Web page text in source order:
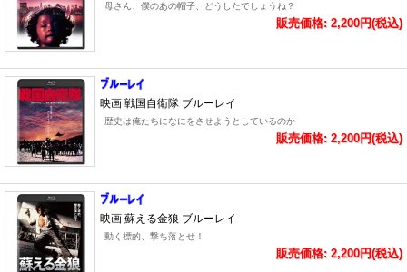
母さん、僕のあの帽子、どうしたでしょうね？
販売価格: 2,200円(税込)
映画 戦国自衛隊 ブルーレイ
歴史は俺たちになにをさせようとしているのか
販売価格: 2,200円(税込)
映画 蘇える金狼 ブルーレイ
動く標的、撃ち落とせ！
販売価格: 2,200円(税込)